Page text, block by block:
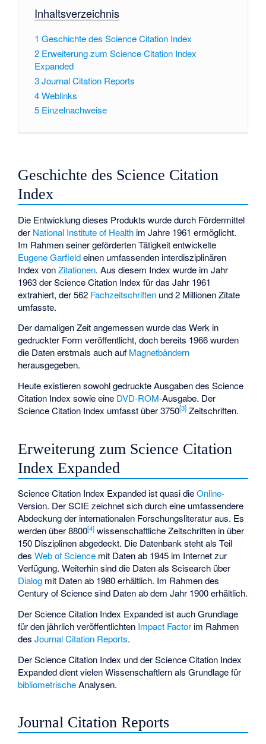
Inhaltsverzeichnis
1 Geschichte des Science Citation Index
2 Erweiterung zum Science Citation Index
Expanded
3Journal Citation Reports
4Weblinks
5 Einzelnachweise
Geschichte des Science Citation
Index
Die Entwicklung dieses Produkts wurde durch Fördermittel
der National Institute of Health im Jahre 1961 ermöglicht.
Im Rahmen seiner geförderten Tätigkeit entwickelte
Eugene Garfieldeinen umfassenden interdisziplinären
Index vonZitationen. Aus diesem Index wurde im Jahr
1963 der Science Citation Index für das Jahr 1961
extrahiert, der 562 Fachzeitschriften und 2 Millionen Zitate
umfasste.
Der damaligen Zeit angemessen wurde das Werk in
gedruckter Form veröffentlicht, doch bereits 1966 wurden
die Daten erstmals auch auf Magnetbändern
herausgegeben.
Heute existieren sowohl gedruckte Ausgaben des Science
Citation Index sowie eine DVD-ROM-Ausgabe. Der
Science Citation Index umfasst über 3750[3] Zeitschriften.
Erweiterung zum Science Citation
Index Expanded
Science Citation Index Expanded ist quasi dieOnline-
Version. Der SCIE zeichnet sich durch eine umfassendere
Abdeckung der internationalen Forschungsliteratur aus. Es
werden über 8800[4] wissenschaftliche Zeitschriften in über
150 Disziplinen abgedeckt. Die Datenbank steht als Teil
desWeb of Science mit Daten ab 1945 im Internet zur
Verfügung. Weiterhin sind die Daten alsScisearch über
Dialog mit Daten ab 1980 erhältlich. Im Rahmen des
Century of Sciencesind Daten ab dem Jahr 1900 erhältlich.
Der Science Citation Index Expanded ist auch Grundlage
für den jährlich veröffentlichten Impact Factor im Rahmen
desJournal Citation Reports.
Der Science Citation Index und der Science Citation Index
Expanded dient vielen Wissenschaftlern als Grundlage für
bibliometrischeAnalysen.
Journal Citation Reports